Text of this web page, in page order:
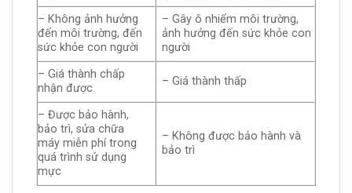
– Không ảnh hưởng
đến môi trường, đến
sức khỏe con người
– Gây ô nhiểm môi trường,
ảnh hưởng đến sức khỏe con
người
– Giá thành chấp
nhận được
– Giá thành thấp
– Được bảo hành,
bảo trì, sửa chữa
máy miễn phí trong
quá trình sử dụng
mực
– Không được bảo hành và
bảo trì